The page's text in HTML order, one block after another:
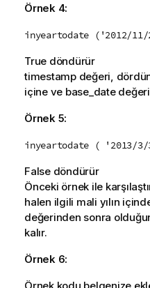
Örnek 4:
inyeartodate ('2012/
True döndürür
timestampdeğeri,
içine ve base_date
Örnek 5:
inyeartodate ( '2013/
Falsedöndürür
Önceki örnek ile
halen ilgili mali yılın
değerinden sonra
kalır.
Örnek 6: